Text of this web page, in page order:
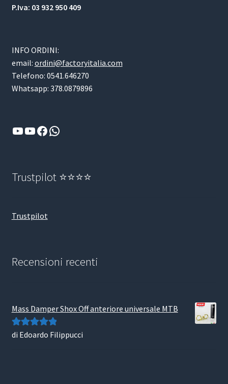
P.Iva: 03 932 950 409
INFO ORDINI:
email: ordini@factoryitalia.com
Telefono: 0541.646270
Whatsapp: 378.0879896
YouTube
YouTube
Facebook
WhatsApp
Trustpilot ⭐⭐⭐⭐
Trustpilot
Recensioni recenti
Mass Damper Shox Off anteriore universale MTB
Valutato5su
di Edoardo Filippucci